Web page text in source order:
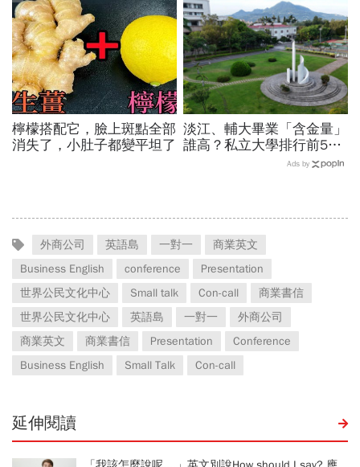
休金
檸檬搭配它，臉上斑點全部
消失了，小肚子都變平坦了
淡江、輔大畢業「含金量」
誰高？私立大學排行前5名
它是新秀！這間科大9萬校
Ads by
外商公司 英語島 一對一
商業英文
Business English
conference
Presentation
世界公民文化中心
Small talk Con-call
商業書信
世界公民文化中心
英語島 一對一
外商公司
商業英文
商業書信 Presentation
Conference
Business English
Small Talk Con-call
延伸閱讀